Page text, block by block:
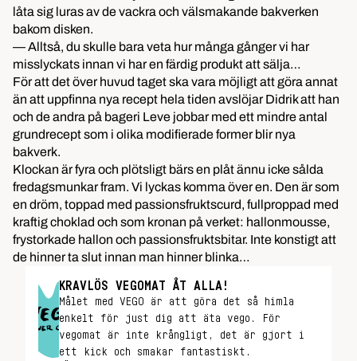
låta sig luras av de vackra och välsmakande bakverken
bakom disken.
— Alltså, du skulle bara veta hur många gånger vi har
misslyckats innan vi har en färdig produkt att sälja…
För att det över huvud taget ska vara möjligt att göra annat
än att uppfinna nya recept hela tiden avslöjar Didrik att han
och de andra på bageri Leve jobbar med ett mindre antal
grundrecept som i olika modifierade former blir nya
bakverk.
Klockan är fyra och plötsligt bärs en plåt ännu icke sålda
fredagsmunkar fram. Vi lyckas komma över en. Den är som
en dröm, toppad med passionsfruktscurd, fullproppad med
kraftig choklad och som kronan på verket: hallonmousse,
frystorkade hallon och passionsfruktsbitar. Inte konstigt att
de hinner ta slut innan man hinner blinka…
KRAVLÖS VEGOMAT ÅT ALLA!
Målet med VEGO är att göra det så himla
enkelt för just dig att äta vego. För
vegomat är inte krångligt, det är gjort i
ett kick och smakar fantastiskt.